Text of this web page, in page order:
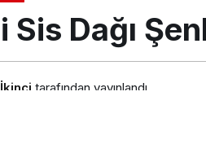
Sis Dağı
tarafından yayınlandı